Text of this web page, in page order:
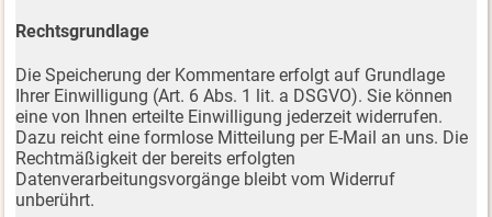
Rechtsgrundlage
Die Speicherung der Kommentare erfolgt auf Grundlage
Ihrer Einwilligung (Art. 6 Abs. 1 lit. a DSGVO). Sie können
eine von Ihnen erteilte Einwilligung jederzeit widerrufen.
Dazu reicht eine formlose Mitteilung per E-Mail an uns. Die
Rechtmäßigkeit der bereits erfolgten
Datenverarbeitungsvorgänge bleibt vom Widerruf
unberührt.